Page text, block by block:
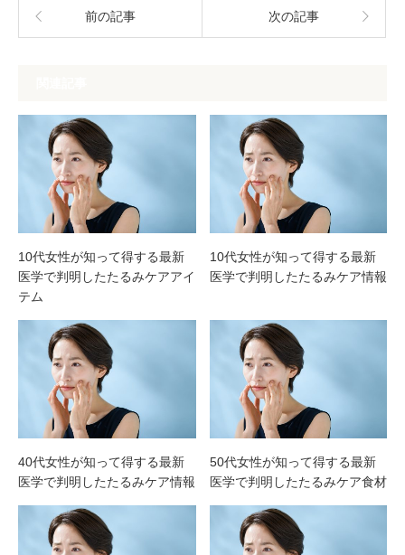
前の記事 次の記事
10代女性が知って得する最新
医学で判明したたるみケアアイ
テム
10代女性が知って得する最新
医学で判明したたるみケア情報
40代女性が知って得する最新
医学で判明したたるみケア情報
50代女性が知って得する最新
医学で判明したたるみケア食材